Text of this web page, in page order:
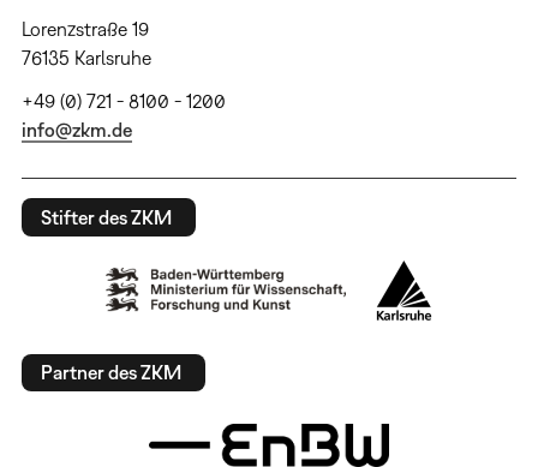
Lorenzstraße 19
76135 Karlsruhe
+49 (0) 721 - 8100 - 1200
info@zkm.de
Stifter des ZKM
Partner des ZKM